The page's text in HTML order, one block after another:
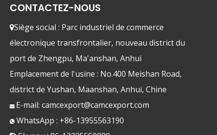
CONTACTEZ-NOUS
Siège social : Parc industriel de commerce
électronique transfrontalier, nouveau district du
port de Zhengpu, Ma'anshan, Anhui
Emplacement de l'usine : No.400 Meishan Road,
district de Yushan, Maanshan, Anhui, Chine
 E-mail: camcexport@camcexport.com
 WhatsApp : +86-13955563190